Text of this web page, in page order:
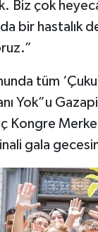
Biz çok
bir hastalık
tüm
Yok”u
Kongre
gala